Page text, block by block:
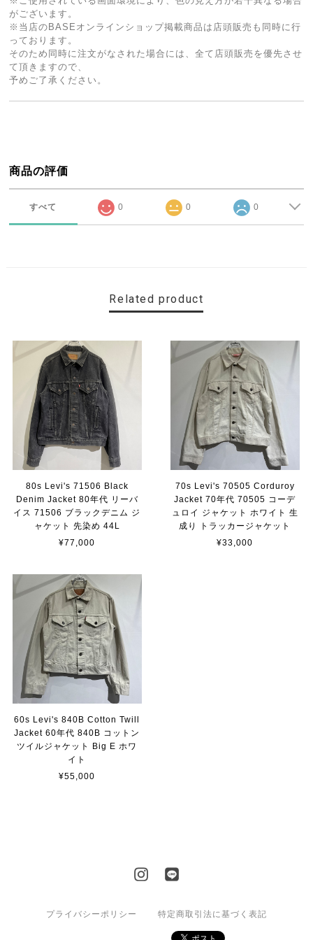
がございます。
※当店のBASEオンラインショップ掲載商品は店頭販売も同時に行
っております。
そのため同時に注文がなされた場合には、全て店頭販売を優先させ
て頂きますので、
予めご了承ください。
商品の評価
すべて 0 0 0
Related product
80s Levi's 71506 Black
Denim Jacket 80年代 リーバ
イス 71506 ブラックデニム ジ
ャケット 先染め 44L
¥77,000
70s Levi's 70505 Corduroy
Jacket 70年代 70505 コーデ
ュロイ ジャケット ホワイト 生
成り トラッカージャケット
¥33,000
60s Levi's 840B Cotton Twill
Jacket 60年代 840B コットン
ツイルジャケット Big E ホワ
イト
¥55,000
プライバシーポリシー 特定商取引法に基づく表記